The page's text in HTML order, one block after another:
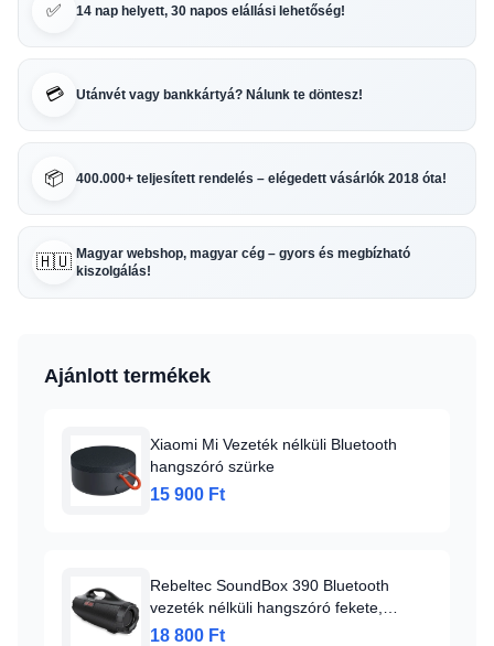
✅ 14 nap helyett, 30 napos elállási lehetőség!
💳 Utánvét vagy bankkártyá? Nálunk te döntesz!
📦 400.000+ teljesített rendelés – elégedett vásárlók 2018 óta!
🇭🇺 Magyar webshop, magyar cég – gyors és megbízható
kiszolgálás!
Ajánlott termékek
Xiaomi Mi Vezeték nélküli Bluetooth
hangszóró szürke
15 900 Ft
Rebeltec SoundBox 390 Bluetooth
vezeték nélküli hangszóró fekete,
beépített FM rádióval
18 800 Ft